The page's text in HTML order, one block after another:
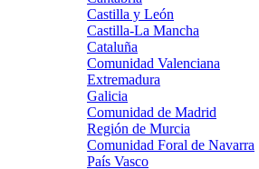
Castilla y León
Castilla-La Mancha
Cataluña
Comunidad Valenciana
Extremadura
Galicia
Comunidad de Madrid
Región de Murcia
Comunidad Foral de Navarra
País Vasco